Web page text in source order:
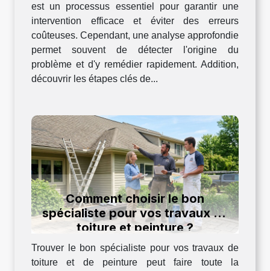
est un processus essentiel pour garantir une
intervention efficace et éviter des erreurs
coûteuses. Cependant, une analyse approfondie
permet souvent de détecter l'origine du
problème et d'y remédier rapidement. Addition,
découvrir les étapes clés de...
Comment choisir le bon
spécialiste pour vos travaux de
toiture et peinture ?
Trouver le bon spécialiste pour vos travaux de
toiture et de peinture peut faire toute la